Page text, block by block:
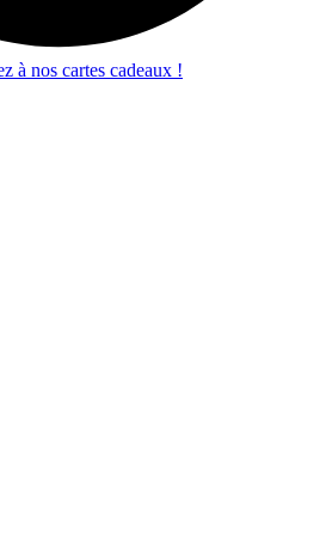
à nos cartes cadeaux !